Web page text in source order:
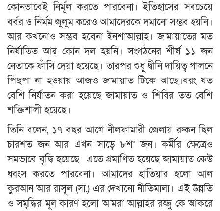
কোনভাবেই নির্মূল করতে পারবেনা। ইতিহাসের সবচেয়ে
বর্বর ও নির্মম জুলুম করেও আমাদেরকে দমানো সম্ভব হয়নি।
আর কখনোও সম্ভব হবেনা ইনশাআল্লাহ। জামায়াতের মত
নির্যাতিত আর কোন দল হয়নি। সংগঠনের শীর্ষ ১১ জন
নেতাকে ফাঁসি দেয়া হয়েছে। তারপর শুধু দ্বীনি দায়িত্ব পালনে
পিছপা না হওয়ায় আজও জামায়াত টিকে আছে।বরং যত
বেশি নির্যাতন করা হয়েছে জামায়াত ও শিবির তত বেশি
শক্তিশালী হয়েছে।
তিনি বলেন, ১৭ বছর আগে নীলফামারী জেলায় রুকন ছিল
চারশত জন আর এখন সাড়ে ৮শ’ জন। কর্মীর ক্ষেত্রেও
সমভাবে বৃদ্ধি হয়েছে। এতে প্রমাণিত হয়েছে জামায়াত কেউ
ধ্বংস করতে পারবেনা। আমাদের হাতিয়ার হলো আল
কুরআন আর রাসূল (সা.) এর দেখানো নীতিমালা। এই উন্নতি
ও সমৃদ্ধির মূল কারণ হলো আমরা আল্লাহর রজ্জু কে আকরে